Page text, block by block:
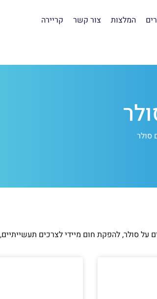
המלצות צור קשר קריירה
סולר
סולר, להפקת חום מיידי לצרכים תעשייתיים,